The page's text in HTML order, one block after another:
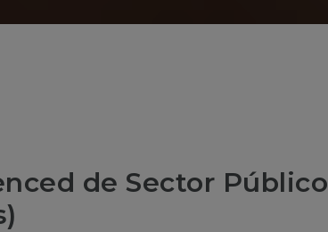
de Sector Público